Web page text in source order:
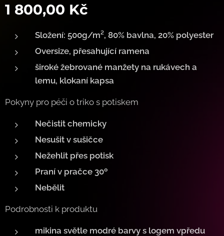
1 800,00 Kč
Složení: 500g/m², 80% bavlna, 20% polyester
Oversize, přesahující ramena
široké žebrované manžety na rukávech a
lemu, klokaní kapsa
Pokyny pro péči o triko s potiskem
Nečistit chemicky
Nesušit v sušičce
Nežehlit přes potisk
Praní v pračce 30º
Nebělit
Podrobnosti k produktu
mikina světle modré barvy s logem vpředu